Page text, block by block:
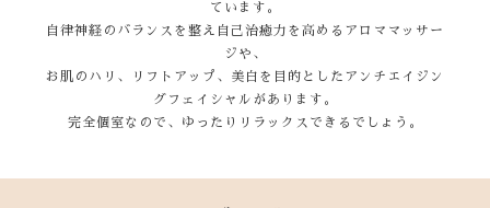
ています。
自律神経のバランスを整え自己治癒力を高めるアロママッサー
ジや、
お肌のハリ、リフトアップ、美白を目的としたアンチエイジン
グフェイシャルがあります。
完全個室なので、ゆったりリラックスできるでしょう。